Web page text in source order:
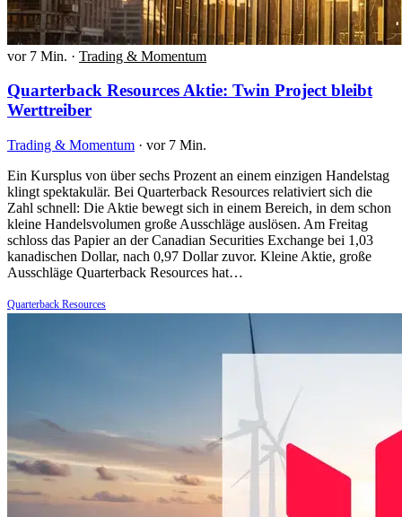
vor 7 Min. · Trading & Momentum
Quarterback Resources Aktie: Twin Project bleibt
Werttreiber
Trading & Momentum · vor 7 Min.
Ein Kursplus von über sechs Prozent an einem einzigen Handelstag
klingt spektakulär. Bei Quarterback Resources relativiert sich die
Zahl schnell: Die Aktie bewegt sich in einem Bereich, in dem schon
kleine Handelsvolumen große Ausschläge auslösen. Am Freitag
schloss das Papier an der Canadian Securities Exchange bei 1,03
kanadischen Dollar, nach 0,97 Dollar zuvor. Kleine Aktie, große
Ausschläge Quarterback Resources hat…
Quarterback Resources